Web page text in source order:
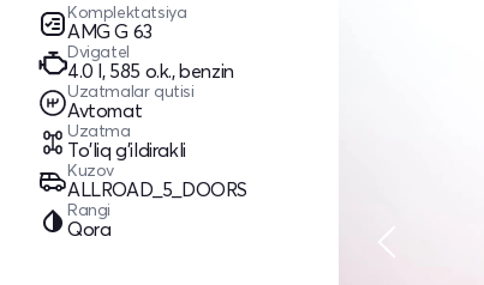
Komplektatsiya
AMG G 63
Dvigatel
4.0 l, 585 o.k., benzin
Uzatmalar qutisi
Avtomat
Uzatma
To'liq g'ildirakli
Kuzov
ALLROAD_5_DOORS
Rangi
Qora